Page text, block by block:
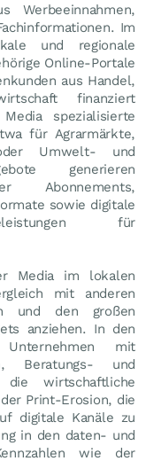
Im
und regionale
Online-Portale
aus Handel,
finanziert
spezialisierte
für Agrarmärkte,
Umwelt- und
generieren
Abonnements,
sowie digitale
für
Media im lokalen
mit anderen
und den großen
anziehen. In den
mit
Beratungs- und
die wirtschaftliche
Print-Erosion, die
digitale Kanäle zu
in den daten- und
wie der